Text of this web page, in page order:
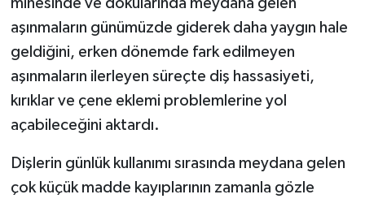
minesinde ve dokularında meydana gelen
aşınmaların günümüzde giderek daha yaygın hale
geldiğini, erken dönemde fark edilmeyen
aşınmaların ilerleyen süreçte diş hassasiyeti,
kırıklar ve çene eklemi problemlerine yol
açabileceğini aktardı.
Dişlerin günlük kullanımı sırasında meydana gelen
çok küçük madde kayıplarının zamanla gözle